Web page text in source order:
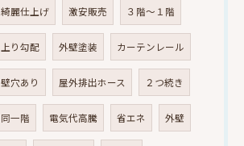
綺麗仕上げ 激安販売 ３階～１階
上り勾配 外壁塗装 カーテンレール
壁穴あり 屋外排出ホース ２つ続き
同一階 電気代高騰 省エネ 外壁